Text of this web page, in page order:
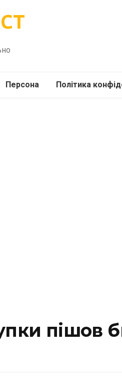
Персона Політика
пішов